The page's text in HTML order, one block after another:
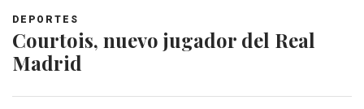
DEPORTES
Courtois, nuevo jugador del Real
Madrid